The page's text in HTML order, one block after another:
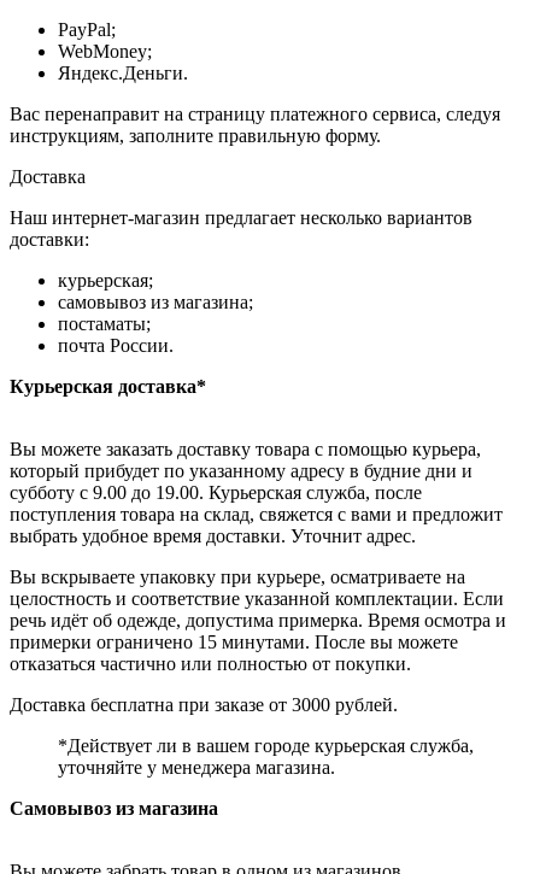
PayPal;
WebMoney;
Яндекс.Деньги.
Вас перенаправит на страницу платежного сервиса, следуя
инструкциям, заполните правильную форму.
Доставка
Наш интернет-магазин предлагает несколько вариантов
доставки:
курьерская;
самовывоз из магазина;
постаматы;
почта России.
Курьерская доставка*
Вы можете заказать доставку товара с помощью курьера,
который прибудет по указанному адресу в будние дни и
субботу с 9.00 до 19.00. Курьерская служба, после
поступления товара на склад, свяжется с вами и предложит
выбрать удобное время доставки. Уточнит адрес.
Вы вскрываете упаковку при курьере, осматриваете на
целостность и соответствие указанной комплектации. Если
речь идёт об одежде, допустима примерка. Время осмотра и
примерки ограничено 15 минутами. После вы можете
отказаться частично или полностью от покупки.
Доставка бесплатна при заказе от 3000 рублей.
*Действует ли в вашем городе курьерская служба,
уточняйте у менеджера магазина.
Самовывоз из магазина